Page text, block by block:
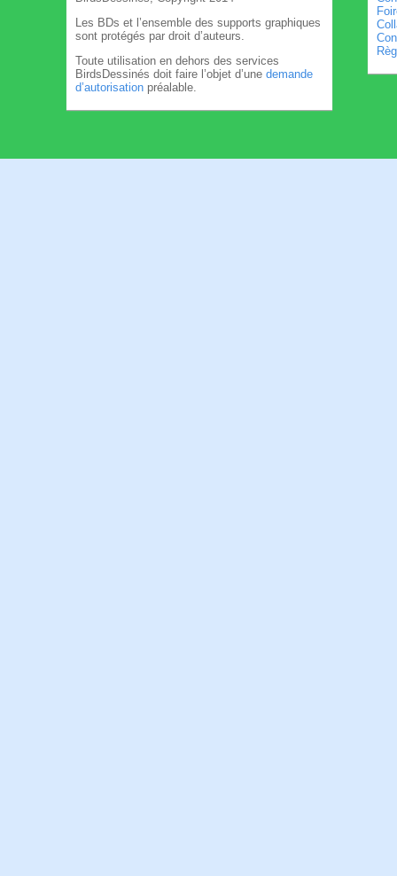
Les BDs et l’ensemble des supports graphiques
sont protégés par droit d’auteurs.
Toute utilisation en dehors des services
BirdsDessinés doit faire l’objet d’une demande
d’autorisation préalable.